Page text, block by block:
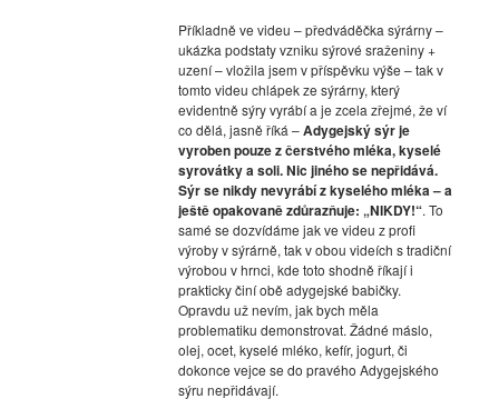
Příkladně ve videu – předváděčka sýrárny –
ukázka podstaty vzniku sýrové sraženiny +
uzení – vložila jsem v příspěvku výše – tak v
tomto videu chlápek ze sýrárny, který
evidentně sýry vyrábí a je zcela zřejmé, že ví
co dělá, jasně říká –Adygejský sýr je
vyroben pouze z čerstvého mléka, kyselé
syrovátky a soli. Nic jiného se nepřidává.
Sýr se nikdy nevyrábí z kyselého mléka – a
ještě opakovaně zdůrazňuje: „NIKDY!“. To
samé se dozvídáme jak ve videu z profi
výroby v sýrárně, tak v obou videích s tradiční
výrobou v hrnci, kde toto shodně říkají i
prakticky činí obě adygejské babičky.
Opravdu už nevím, jak bych měla
problematiku demonstrovat. Žádné máslo,
olej, ocet, kyselé mléko, kefír, jogurt, či
dokonce vejce se do pravého Adygejského
sýru nepřidávají.